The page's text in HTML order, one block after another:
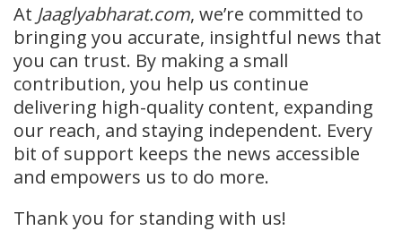
At Jaaglyabharat.com, we’re committed to
bringing you accurate, insightful news that
you can trust. By making a small
contribution, you help us continue
delivering high-quality content, expanding
our reach, and staying independent. Every
bit of support keeps the news accessible
and empowers us to do more.
Thank you for standing with us!